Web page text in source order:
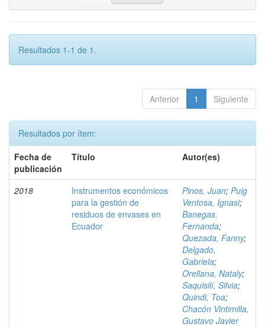
Resultados 1-1 de 1.
Anterior 1 Siguiente
Resultados por ítem:
Fecha de
publicación
Título Autor(es)
2018
Instrumentos económicos
para la gestión de
residuos de envases en
Ecuador
Pinos, Juan; Puig
Ventosa, Ignasi;
Banegas,
Fernanda;
Quezada, Fanny;
Delgado,
Gabriela;
Orellana, Nataly;
Saquisilí, Silvia;
Quindi, Toa;
Chacón Vintimilla,
Gustavo Javier